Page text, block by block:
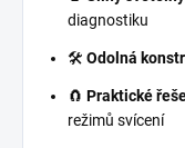
diagnostiku
🛠️ Odolná
🧲 Praktické
režimů svícení